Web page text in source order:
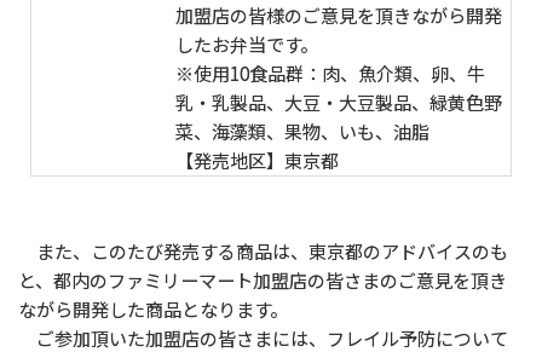
加盟店の皆様のご意見を頂きながら開発
したお弁当です。
※使用10食品群：肉、魚介類、卵、牛
乳・乳製品、大豆・大豆製品、緑黄色野
菜、海藻類、果物、いも、油脂
【発売地区】東京都
また、このたび発売する商品は、東京都のアドバイスのも
と、都内のファミリーマート加盟店の皆さまのご意見を頂き
ながら開発した商品となります。
ご参加頂いた加盟店の皆さまには、フレイル予防について